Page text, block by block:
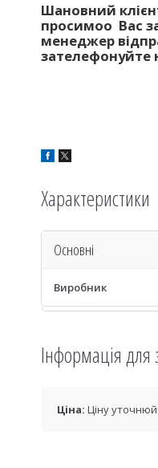
Шановний
просимоо Вас
менеджер
зателефонуйте
Характеристики
Основні
Виробник
Інформація
Ціна: Ціну